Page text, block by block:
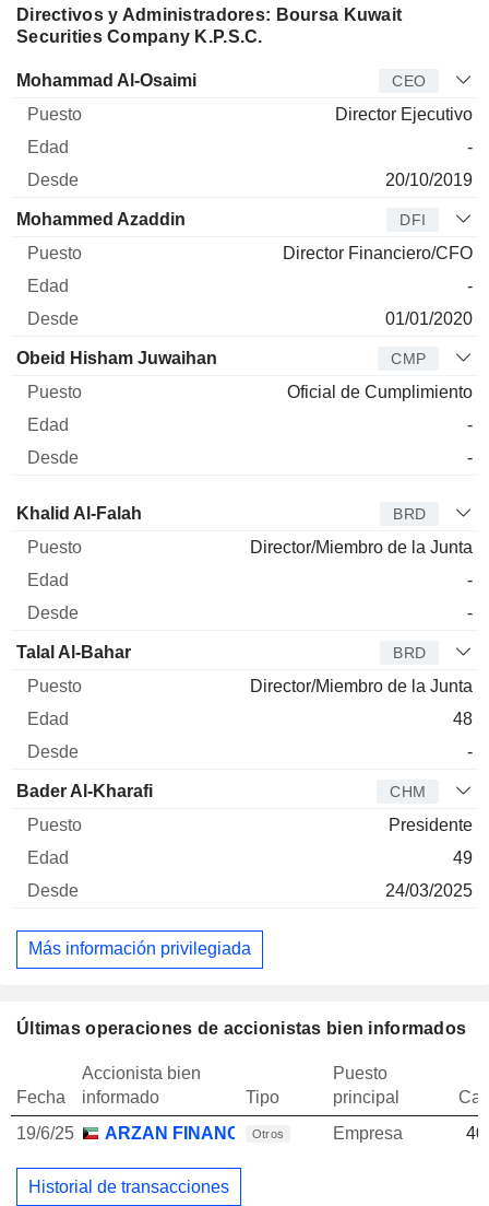
Directivos y Administradores: Boursa Kuwait
Securities Company K.P.S.C.
Director Puesto Edad
Mohammad Al-Osaimi CEO
Director Ejecutivo
-
20/10/2019
Mohammed Azaddin DFI
Director Financiero/CFO
-
01/01/2020
Obeid Hisham Juwaihan CMP
Oficial de Cumplimiento
-
-
Administrador Puesto
Khalid Al-Falah BRD
Director/Miembro de la Junta
-
-
Talal Al-Bahar BRD
Director/Miembro de la Junta
48
-
Bader Al-Kharafi CHM
Presidente
49
24/03/2025
Más información privilegiada
Últimas operaciones de accionistas bien informados
Fecha
Accionista bien
informado
Tipo
Puesto
principal
19/6/25
ARZAN FINANCIAL GROUP FOR FINANCING
Otros Empresa
Historial de transacciones